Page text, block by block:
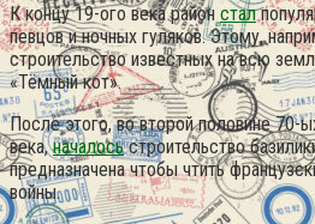
К концу 19-ого века район стал
певцов и ночных гуляков. Этому,
строительство известных на всю
«Тёмный кот».
После этого, во второй половине 70-
века,началосьстроительство
предназначена чтобы чтить
войны.